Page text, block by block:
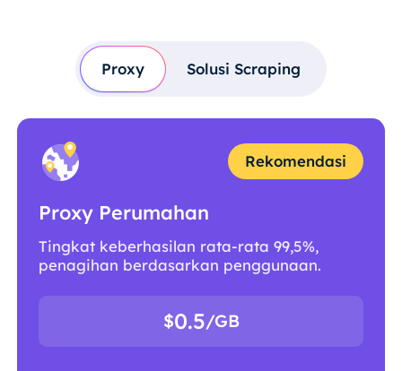
Proxy Solusi Scraping
Rekomendasi
Proxy Perumahan
Tingkat keberhasilan rata-rata 99,5%,
penagihan berdasarkan penggunaan.
$0.5/GB